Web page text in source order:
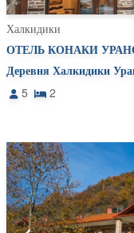
Халкидики
ОТЕЛЬ КОНАКИ
Деревня Халкидики
5
2